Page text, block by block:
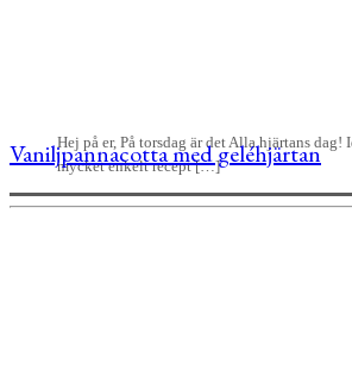
Hej på er, På torsdag är det Alla hjärtans dag!
mycket enkelt recept […]
Vaniljpannacotta med geléhjärtan